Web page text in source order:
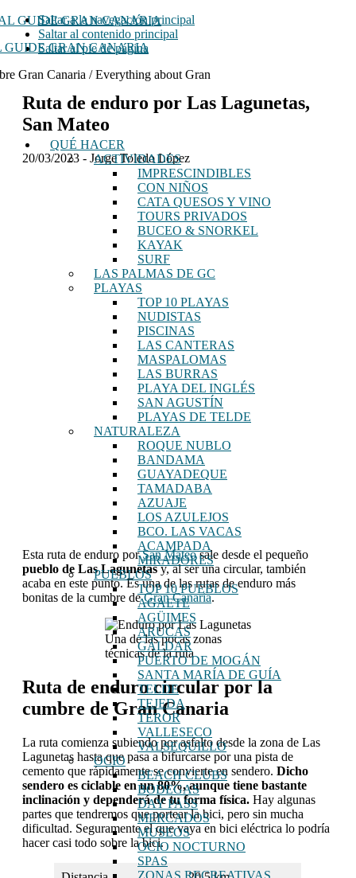
Saltar a la navegación principal
Saltar al contenido principal
Saltar al pie de página
GUIDE GRAN CANARIA
Gran Canaria / Everything about Gran
QUÉ HACER
ACTIVIDADES
IMPRESCINDIBLES
CON NIÑOS
CATA QUESOS Y VINO
TOURS PRIVADOS
BUCEO & SNORKEL
KAYAK
SURF
LAS PALMAS DE GC
PLAYAS
TOP 10 PLAYAS
NUDISTAS
PISCINAS
LAS CANTERAS
MASPALOMAS
LAS BURRAS
PLAYA DEL INGLÉS
SAN AGUSTÍN
PLAYAS DE TELDE
NATURALEZA
ROQUE NUBLO
BANDAMA
GUAYADEQUE
TAMADABA
AZUAJE
LOS AZULEJOS
BCO. LAS VACAS
ACAMPADA
MIRADORES
PUEBLOS
TOP 10 PUEBLOS
AGAETE
AGÜIMES
ARUCAS
GÁLDAR
PUERTO DE MOGÁN
SANTA MARÍA DE GUÍA
TELDE
TEJEDA
TEROR
VALLESECO
VALSEQUILLO
OCIO
BEACH CLUBS
BODEGAS
DAY PASS
MERCADOS
MUSEOS
OCIO NOCTURNO
SPAS
ZONAS RECREATIVAS
Ruta de enduro por Las Lagunetas,
San Mateo
20/03/2023 - Jorge Toledo López
Esta ruta de enduro porSan Mateosale desde el pequeño
pueblo de Las Lagunetasy, al ser una circular, también
acaba en este punto. Es una de las rutas de enduro más
bonitas de la cumbre deGran Canaria.
Una de las pocas zonas
técnicas de la ruta
Ruta de enduro circular por la
cumbre de Gran Canaria
La ruta comienza subiendo por asfalto desde la zona de Las
Lagunetas hasta que pasa a bifurcarse por una pista de
cemento que rápidamente se convierte en sendero. Dicho
sendero es ciclable en un 80%, aunque tiene bastante
inclinación y dependerá de tu forma física. Hay algunas
partes que tendremos que portear la bici, pero sin mucha
dificultad. Seguramente el que vaya en bici eléctrica lo podría
hacer casi todo sobre la bici.